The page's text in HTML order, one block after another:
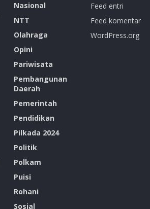
Nasional
NTT
Olahraga
Opini
Pariwisata
Pembangunan
Daerah
Pemerintah
Pendidikan
Pilkada 2024
Politik
Polkam
Puisi
Rohani
Sosial
Feed entri
Feed komentar
WordPress.org